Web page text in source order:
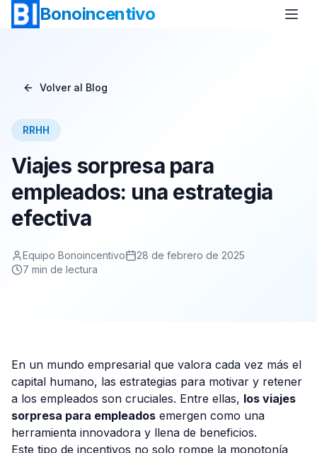
Bonoincentivo
Bono Vuelo
Bono Europa Bono Minicrucero
Bono Crucero
Consulta Gratis
Volver al Blog
RRHH
Viajes sorpresa para
empleados: una estrategia
efectiva
Equipo Bonoincentivo
28 de febrero de 2025
7 min de lectura
En un mundo empresarial que valora cada vez más el
capital humano, las estrategias para motivar y retener
a los empleados son cruciales. Entre ellas, los viajes
sorpresa para empleados emergen como una
herramienta innovadora y llena de beneficios.
Este tipo de incentivos no solo rompe la monotonía